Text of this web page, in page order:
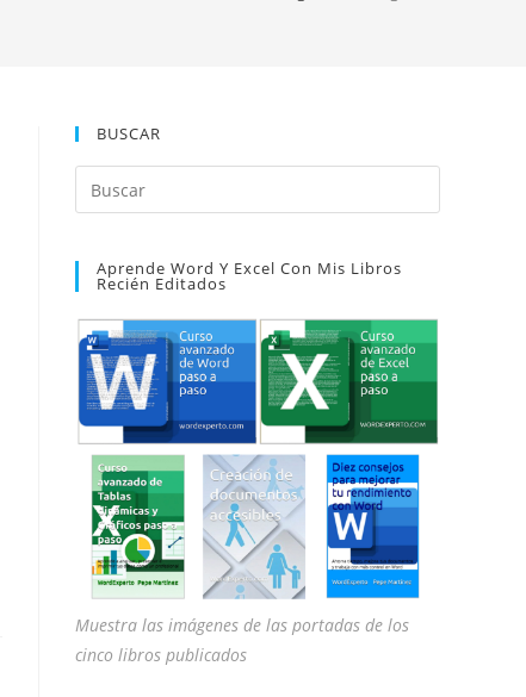
BUSCAR
Escape
Aprende Word Y Excel Con Mis Libros
Recién Editados
Muestra las imágenes de las portadas de los
cinco libros publicados